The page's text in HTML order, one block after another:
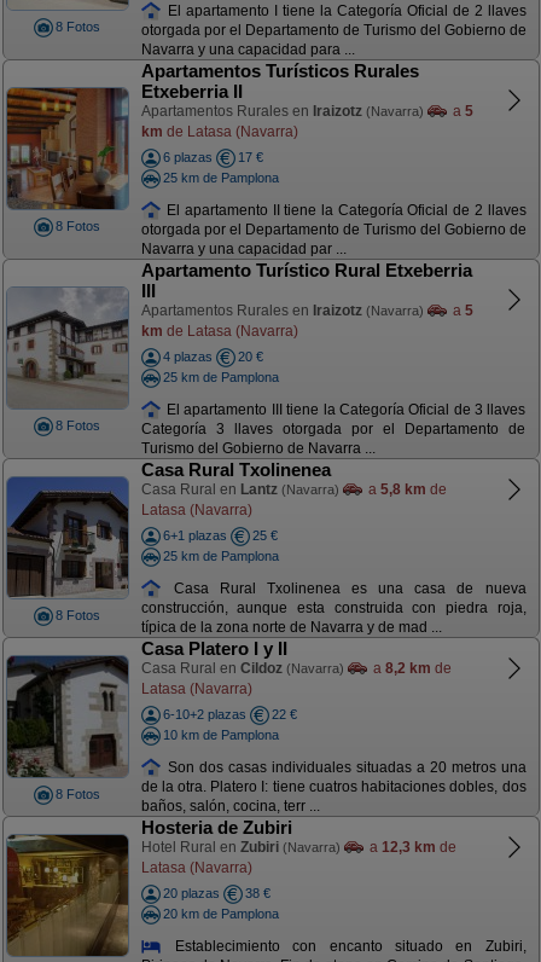
8 Fotos
El apartamento I tiene la Categoría Oficial de 2 llaves
otorgada por el Departamento de Turismo del Gobierno de
Navarra y una capacidad para ...
8 Fotos
Apartamentos Turísticos Rurales
Etxeberria II
Apartamentos Rurales en Iraizotz (Navarra) a 5
km de Latasa (Navarra)
6 plazas
17 €
25 km de Pamplona
El apartamento II tiene la Categoría Oficial de 2 llaves
otorgada por el Departamento de Turismo del Gobierno de
Navarra y una capacidad par ...
8 Fotos
Apartamento Turístico Rural Etxeberria
III
Apartamentos Rurales en Iraizotz (Navarra) a 5
km de Latasa (Navarra)
4 plazas
20 €
25 km de Pamplona
El apartamento III tiene la Categoría Oficial de 3 llaves
Categoría 3 llaves otorgada por el Departamento de
Turismo del Gobierno de Navarra ...
8 Fotos
Casa Rural Txolinenea
Casa Rural en Lantz (Navarra) a 5,8 km de
Latasa (Navarra)
6+1 plazas
25 €
25 km de Pamplona
Casa Rural Txolinenea es una casa de nueva
construcción, aunque esta construida con piedra roja,
típica de la zona norte de Navarra y de mad ...
8 Fotos
Casa Platero I y II
Casa Rural en Cildoz (Navarra) a 8,2 km de
Latasa (Navarra)
6-10+2 plazas
22 €
10 km de Pamplona
Son dos casas individuales situadas a 20 metros una
de la otra. Platero I: tiene cuatros habitaciones dobles, dos
baños, salón, cocina, terr ...
Hosteria de Zubiri
Hotel Rural en Zubiri (Navarra) a 12,3 km de
Latasa (Navarra)
20 plazas
38 €
20 km de Pamplona
Establecimiento con encanto situado en Zubiri,